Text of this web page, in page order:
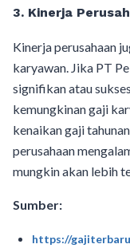
3. Kinerja
Kinerja perusahaan
karyawan. Jika PT
signifikan atau
kemungkinan gaji
kenaikan gaji
perusahaan
mungkin akan lebih
Sumber:
https://